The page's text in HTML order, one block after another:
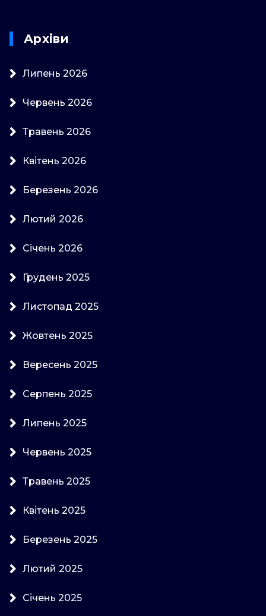
Архіви
Липень 2026
Червень 2026
Травень 2026
Квітень 2026
Березень 2026
Лютий 2026
Січень 2026
Грудень 2025
Листопад 2025
Жовтень 2025
Вересень 2025
Серпень 2025
Липень 2025
Червень 2025
Травень 2025
Квітень 2025
Березень 2025
Лютий 2025
Січень 2025